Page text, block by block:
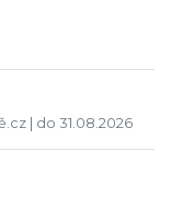
| do 31.08.2026